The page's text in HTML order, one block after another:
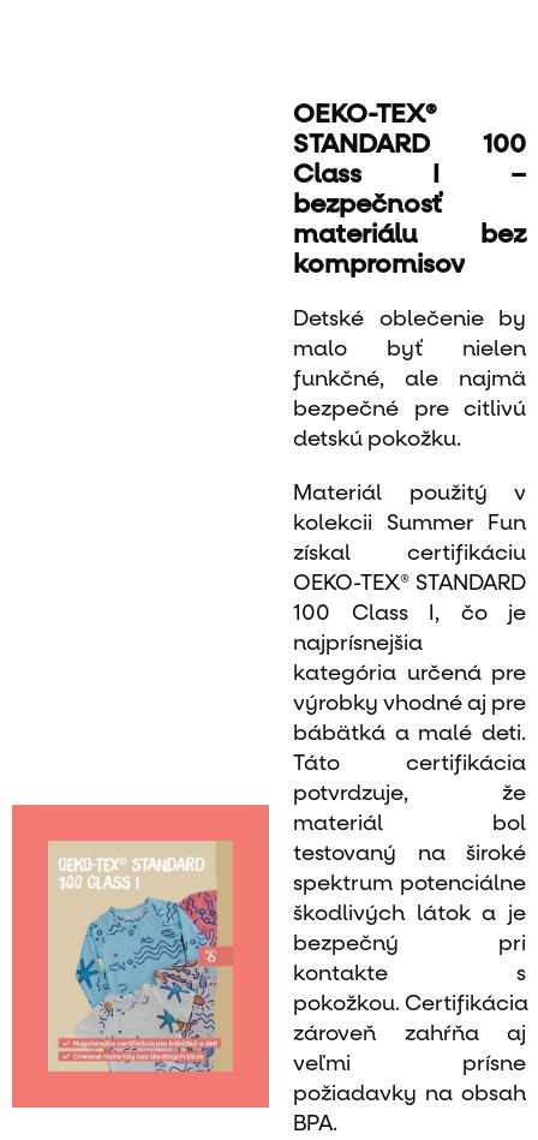
OEKO-TEX®
STANDARD 100
Class I –
bezpečnosť
materiálu bez
kompromisov
Detské oblečenie by
malo byť nielen
funkčné, ale najmä
bezpečné pre citlivú
detskú pokožku.
Materiál použitý v
kolekcii Summer Fun
získal certifikáciu
OEKO-TEX® STANDARD
100 Class I, čo je
najprísnejšia
kategória určená pre
výrobky vhodné aj pre
bábätká a malé deti.
Táto certifikácia
potvrdzuje, že
materiál bol
testovaný na široké
spektrum potenciálne
škodlivých látok a je
bezpečný pri
kontakte s
pokožkou. Certifikácia
zároveň zahŕňa aj
veľmi prísne
požiadavky na obsah
BPA.